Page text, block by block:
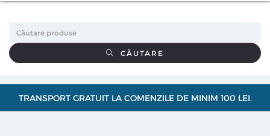
CĂUTARE
TRANSPORT GRATUIT LA COMENZILE DE MINIM 100 LEI.